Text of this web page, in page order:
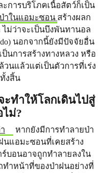
การบริโภคเนื้อสัตว์ก็เป็น
าในแอมะซอน สร้างผลก
ม่ว่าจะเป็นบึงพันทานอล
นอกจากนี้ยังมีปัจจัยอื่น
นการสร้างทางหลวง หรือ
วนแล้วแต่เป็นตัวการที่เร่ง
งสิ้น
ทำให้โลกเดินไปสู่
ม่?
หากยังมีการทำลายป่า
แอมะซอนที่เคยสร้าง
บอนอาจถูกทำลายลงใน
ำหน้าที่ของป่าฝนอย่างที่